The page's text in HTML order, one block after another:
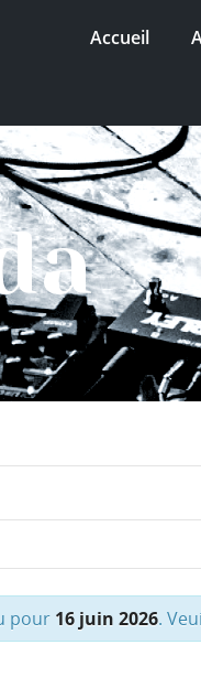
Accueil
pour 16 juin 2026.